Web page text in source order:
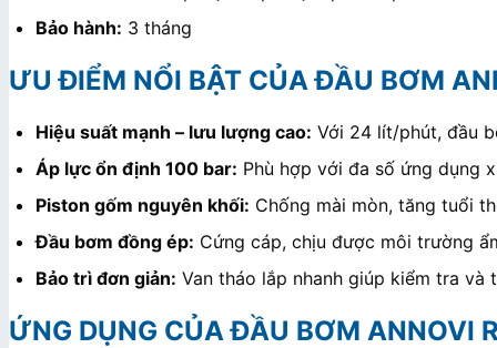
Bảo hành: 3 tháng
ƯU ĐIỂM NỔI BẬT CỦA ĐẦU BƠM
Hiệu suất mạnh – lưu lượng cao: Với 24 lít/phút, đầu
Áp lực ổn định 100 bar: Phù hợp với đa số ứng dụng
Piston gốm nguyên khối: Chống mài mòn, tăng tuổi
Đầu bơm đồng ép: Cứng cáp, chịu được môi trường
Bảo trì đơn giản: Van tháo lắp nhanh giúp kiểm tra và
ỨNG DỤNG CỦA ĐẦU BƠM ANNOVI